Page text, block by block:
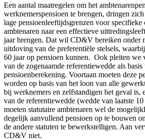
Een aantal maatregelen om het
werknemerspensioen te brengen, dringen
lage pensioenleeftijdsgrenzen voor specifieke
ambtenaren naar een effectieve
jaar brengen. Dat wil CD&V bereiken onder
uitdoving van de preferentiële stelsels,
60 jaar op pensioen kunnen. Ook pleiten we
van de zogenaamde referentiewedde als
pensioenberekening. Voortaan moeten deze
worden op basis van het loon van alle
bij werknemers en zelfstandigen het geval is,
van de referentiewedde (wedde van laatste
moeten statutaire ambtenaren wel de
degelijk aanvullend pensioen op te bouwen
de andere statuten te bewerkstelligen. Aan
CD&V niet.